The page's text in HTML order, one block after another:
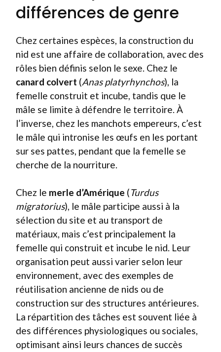
différences de genre
Chez certaines espèces, la construction du
nid est une affaire de collaboration, avec des
rôles bien définis selon le sexe. Chez le
canard colvert (Anas platyrhynchos), la
femelle construit et incube, tandis que le
mâle se limite à défendre le territoire. À
l’inverse, chez les manchots empereurs, c’est
le mâle qui intronise les œufs en les portant
sur ses pattes, pendant que la femelle se
cherche de la nourriture.
Chez le merle d’Amérique (Turdus
migratorius), le mâle participe aussi à la
sélection du site et au transport de
matériaux, mais c’est principalement la
femelle qui construit et incube le nid. Leur
organisation peut aussi varier selon leur
environnement, avec des exemples de
réutilisation ancienne de nids ou de
construction sur des structures antérieures.
La répartition des tâches est souvent liée à
des différences physiologiques ou sociales,
optimisant ainsi leurs chances de succès